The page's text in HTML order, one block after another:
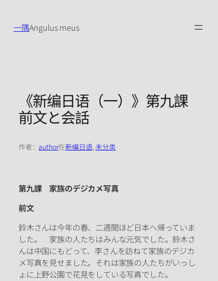
一隅Angulus meus
《新编日语（一）》第九課
前文と会話
作者： author在新编日语, 未分类
第九課 家族のデジカメ写真
前文
鈴木さんは今年の春、二週間ほど日本へ帰っていま
した。 家族の人たちはみんな元気でした。鈴木さ
んは中国にもどって、李さんを訪ねて家族のデジカ
メ写真を見せました。それは家族の人たちがいっし
ょに上野公園で花見をしている写真でした。